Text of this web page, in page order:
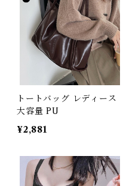
トートバッグ レディース
大容量 PU
¥2,881